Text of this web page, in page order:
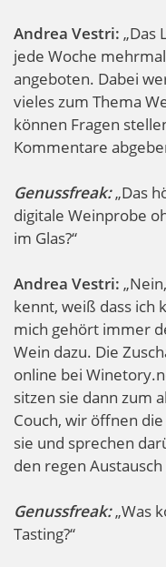
Andrea Vestri: „Das
jede Woche
angeboten. Dabei
vieles zum Thema
können Fragen
Kommentare
Genussfreak:„Das
digitale Weinprobe
im Glas?“
Andrea Vestri:
kennt, weiß dass ich
mich gehört immer
Wein dazu. Die
online bei
sitzen sie dann zum
Couch, wir öffnen
sie und sprechen
den regen
Genussfreak:„Was
Tasting?“